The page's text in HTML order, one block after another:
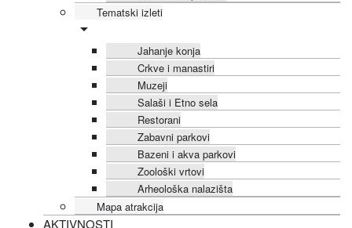
Tematski izleti
Jahanje konja
Crkve i manastiri
Muzeji
Salaši i Etno sela
Restorani
Zabavni parkovi
Bazeni i akva parkovi
Zoološki vrtovi
Arheološka nalazišta
Mapa atrakcija
AKTIVNOSTI